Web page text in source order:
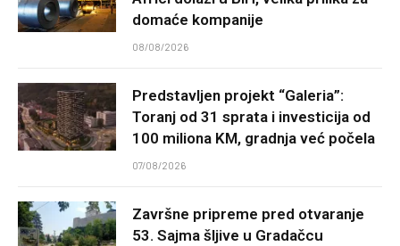
domaće kompanije
08/08/2026
Predstavljen projekt “Galeria”:
Toranj od 31 sprata i investicija od
100 miliona KM, gradnja već počela
07/08/2026
Završne pripreme pred otvaranje
53. Sajma šljive u Gradačcu